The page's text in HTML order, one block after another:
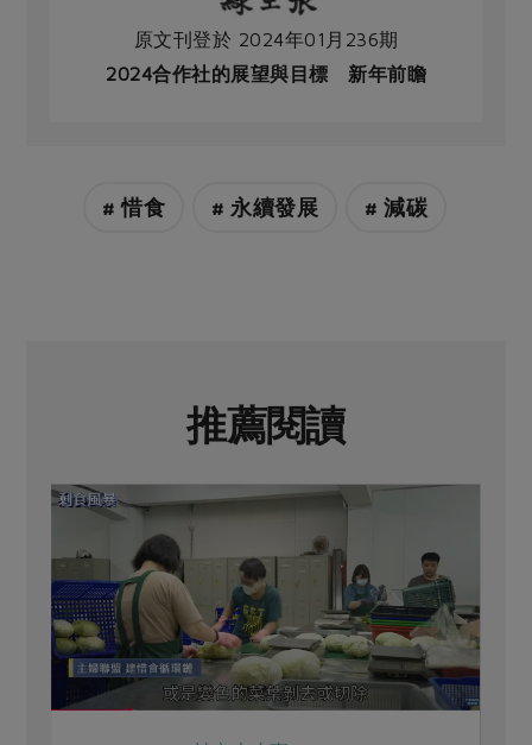
原文刊登於 2024年01月236期
2024合作社的展望與目標 新年前瞻
# 惜食 # 永續發展 # 減碳
推薦閱讀